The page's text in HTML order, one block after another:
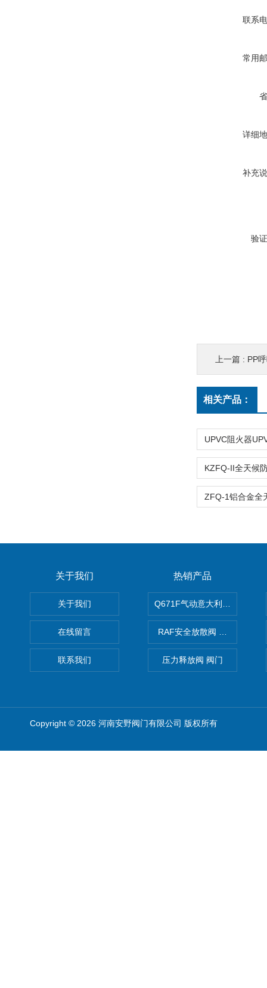
联系
常用
详细
补充
验
上一篇 : PP
相关产品：
UPVC阻火器
关于我们
关于我们
在线留言
联系我们
热销产品
Q671F气动意大利式薄型球阀
RAF安全放散阀 阀生产
压力释放阀 阀门
Copyright © 2026 河南安野阀门有限公司 版权所有